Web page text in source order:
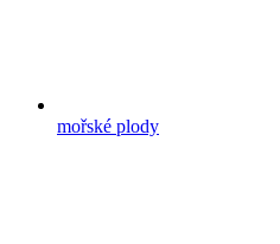
mořské plody